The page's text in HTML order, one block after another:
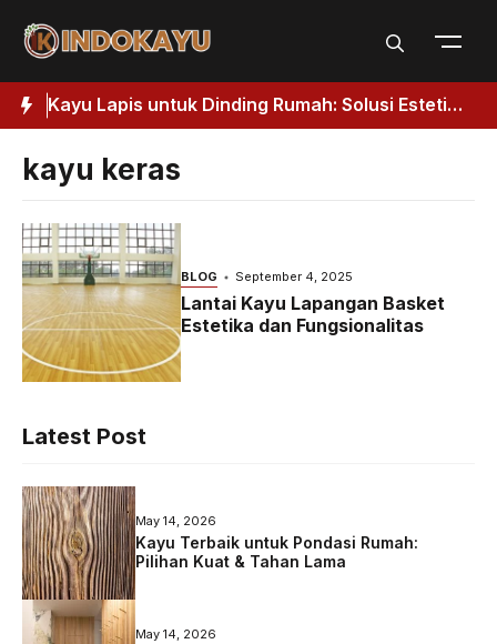
Kayu Lapis untuk Dinding Rumah: Solusi Estetik
& Fungsional
kayu keras
BLOG September 4, 2025
Lantai Kayu Lapangan Basket
Estetika dan Fungsionalitas
Latest Post
May 14, 2026
Kayu Terbaik untuk Pondasi Rumah:
Pilihan Kuat & Tahan Lama
May 14, 2026